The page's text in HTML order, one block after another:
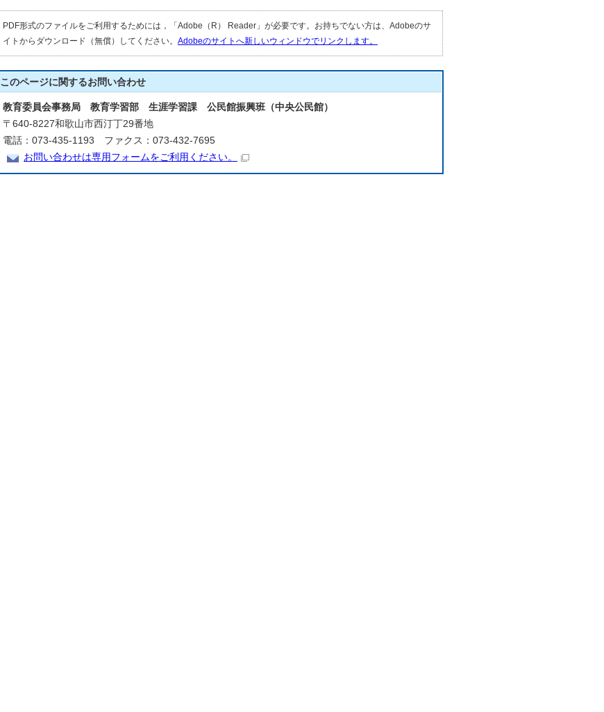
PDF形式のファイルをご利用するためには，「Adobe（R） Reader」が必要です。お持ちでない方は、Adobeのサ
イトからダウンロード（無償）してください。 Adobeのサイトへ新しいウィンドウでリンクします。
このページに関するお問い合わせ
教育委員会事務局 教育学習部 生涯学習課 公民館振興班（中央公民館）
〒640-8227和歌山市西汀丁29番地
電話：073-435-1193 ファクス：073-432-7695
お問い合わせは専用フォームをご利用ください。